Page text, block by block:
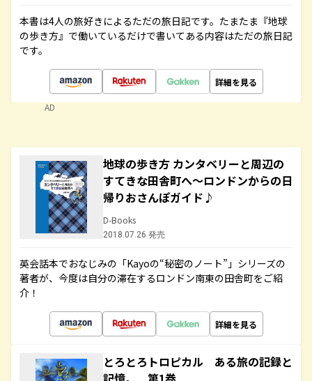
本書は4人の旅好きによるただの旅日記です。たまたま『地球
の歩き方』で働いているだけで書いてある内容はただの旅日記
です。
詳細を見る
AD
地球の歩き方 カンタベリーと周辺の
すてきな田舎町へ～ロンドンからの日
帰りおさんぽガイド♪
D-Books
2018.07.26 発売
英会話本でおなじみの「Kayoの“秘密のノート”」シリーズの
著者が、今度は自分の滞在するロンドン南東の田舎町をご紹
介！
詳細を見る
とろとろトロピカル ある旅の記録と